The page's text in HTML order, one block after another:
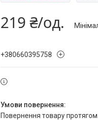
219 ₴/од.
+380660395758
повернення товару протягом